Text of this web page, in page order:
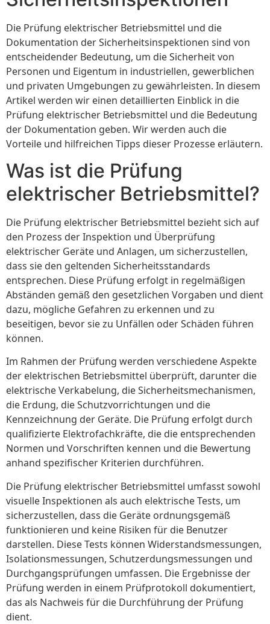
Die Prüfung elektrischer Betriebsmittel und die
Dokumentation der Sicherheitsinspektionen sind von
entscheidender Bedeutung, um die Sicherheit von
Personen und Eigentum in industriellen, gewerblichen
und privaten Umgebungen zu gewährleisten. In diesem
Artikel werden wir einen detaillierten Einblick in die
Prüfung elektrischer Betriebsmittel und die Bedeutung
der Dokumentation geben. Wir werden auch die
Vorteile und hilfreichen Tipps dieser Prozesse erläutern.
Was ist die Prüfung
elektrischer Betriebsmittel?
Die Prüfung elektrischer Betriebsmittel bezieht sich auf
den Prozess der Inspektion und Überprüfung
elektrischer Geräte und Anlagen, um sicherzustellen,
dass sie den geltenden Sicherheitsstandards
entsprechen. Diese Prüfung erfolgt in regelmäßigen
Abständen gemäß den gesetzlichen Vorgaben und dient
dazu, mögliche Gefahren zu erkennen und zu
beseitigen, bevor sie zu Unfällen oder Schäden führen
können.
Im Rahmen der Prüfung werden verschiedene Aspekte
der elektrischen Betriebsmittel überprüft, darunter die
elektrische Verkabelung, die Sicherheitsmechanismen,
die Erdung, die Schutzvorrichtungen und die
Kennzeichnung der Geräte. Die Prüfung erfolgt durch
qualifizierte Elektrofachkräfte, die die entsprechenden
Normen und Vorschriften kennen und die Bewertung
anhand spezifischer Kriterien durchführen.
Die Prüfung elektrischer Betriebsmittel umfasst sowohl
visuelle Inspektionen als auch elektrische Tests, um
sicherzustellen, dass die Geräte ordnungsgemäß
funktionieren und keine Risiken für die Benutzer
darstellen. Diese Tests können Widerstandsmessungen,
Isolationsmessungen, Schutzerdungsmessungen und
Durchgangsprüfungen umfassen. Die Ergebnisse der
Prüfung werden in einem Prüfprotokoll dokumentiert,
das als Nachweis für die Durchführung der Prüfung
dient.